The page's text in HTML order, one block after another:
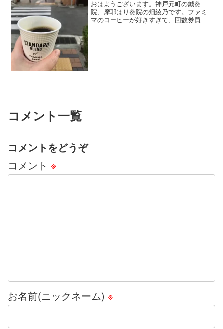
おはようございます。神戸元町の鍼灸
院、摩耶はり灸院の畑綾乃です。ファミ
マのコーヒーが好きすぎて、回数券買っ
コメント一覧
コメントをどうぞ
コメント ※
お名前(ニックネーム) ※